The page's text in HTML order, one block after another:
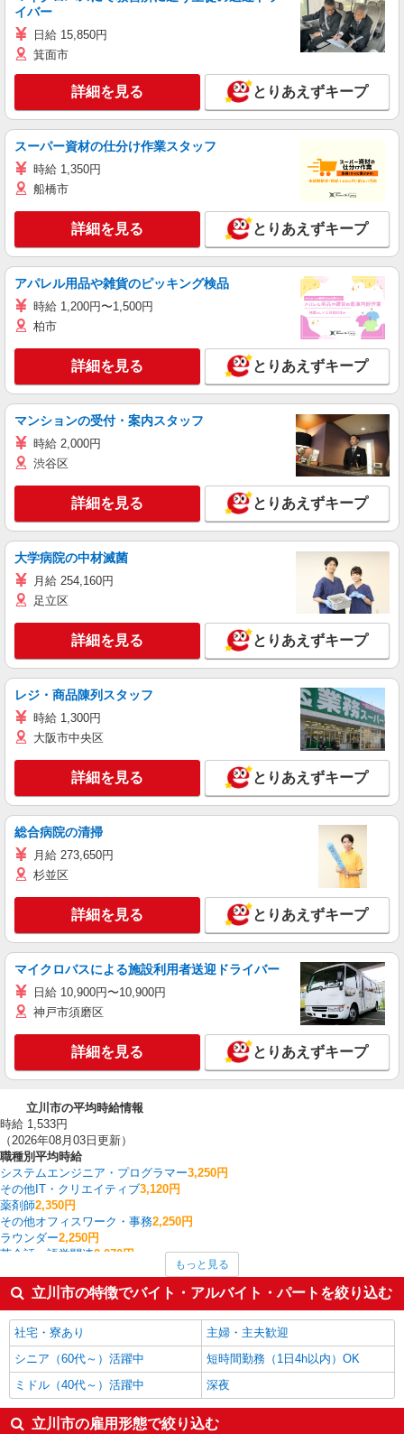
イバー
日給 15,850円
箕面市
詳細を見る とりあえずキープ
スーパー資材の仕分け作業スタッフ
時給 1,350円
船橋市
詳細を見る とりあえずキープ
アパレル用品や雑貨のピッキング検品
時給 1,200円〜1,500円
柏市
詳細を見る とりあえずキープ
マンションの受付・案内スタッフ
時給 2,000円
渋谷区
詳細を見る とりあえずキープ
大学病院の中材滅菌
月給 254,160円
足立区
詳細を見る とりあえずキープ
レジ・商品陳列スタッフ
時給 1,300円
大阪市中央区
詳細を見る とりあえずキープ
総合病院の清掃
月給 273,650円
杉並区
詳細を見る とりあえずキープ
マイクロバスによる施設利用者送迎ドライバー
日給 10,900円〜10,900円
神戸市須磨区
詳細を見る とりあえずキープ
立川市の平均時給情報
時給 1,533円
（2026年08月03日更新）
職種別平均時給
システムエンジニア・プログラマー3,250円
その他IT・クリエイティブ3,120円
薬剤師2,350円
その他オフィスワーク・事務2,250円
ラウンダー2,250円
英会話・語学関連2,070円
その他軽作業・製造・物流 1,766円
コールセンター 1,700円
家事代行1,700円
立川市の他の職種の平均時給を見る
もっと見る
立川市の特徴でバイト・アルバイト・パートを絞り込む
社宅・寮あり
主婦・主夫歓迎
シニア（60代～）活躍中
短時間勤務（1日4h以内）OK
ミドル（40代～）活躍中
深夜
立川市の雇用形態で絞り込む